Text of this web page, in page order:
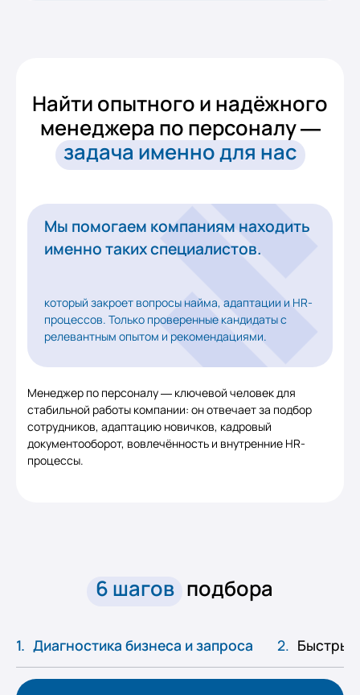
Найти опытного и надёжного
менеджера по персоналу —
задача именно для нас
Мы помогаем компаниям находить
именно таких специалистов.
который закроет вопросы найма, адаптации и HR-
процессов. Только проверенные кандидаты с
релевантным опытом и рекомендациями.
Менеджер по персоналу — ключевой человек для
стабильной работы компании: он отвечает за подбор
сотрудников, адаптацию новичков, кадровый
документооборот, вовлечённость и внутренние HR-
процессы.
6 шагов подбора
Диагностика бизнеса и запроса Быстрый